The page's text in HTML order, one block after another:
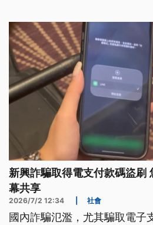
新興詐騙取得電支付款碼盜刷
幕共享
2026/7/2 12:34 社會
國內詐騙氾濫，尤其騙取電子